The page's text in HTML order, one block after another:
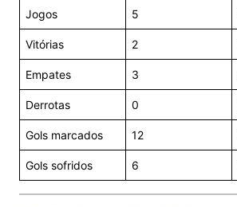
Jogos 5
Vitórias 2
Empates 3
Derrotas 0
Gols marcados 12
Gols sofridos 6